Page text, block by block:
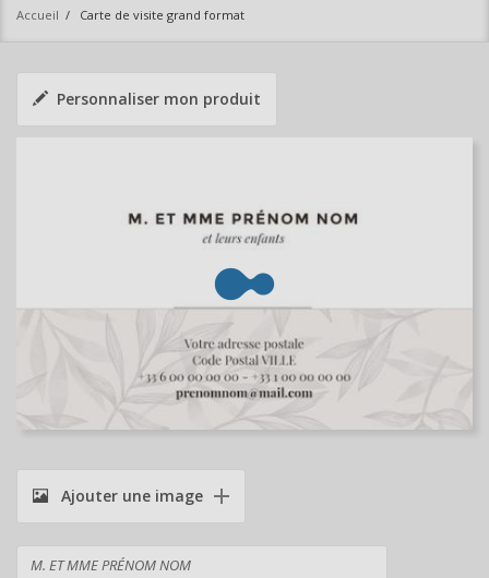
Accueil / Carte de visite grand format
Personnaliser mon produit
Ajouter une image